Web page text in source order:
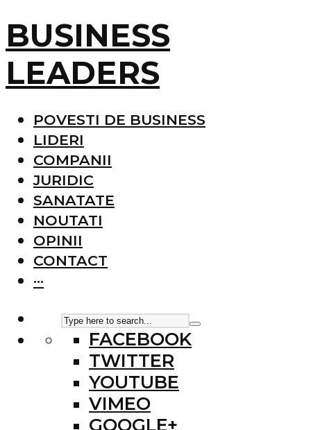
BUSINESS
LEADERS
POVESTI DE BUSINESS
LIDERI
COMPANII
JURIDIC
SANATATE
NOUTATI
OPINII
CONTACT
···
FACEBOOK
TWITTER
YOUTUBE
VIMEO
GOOGLE+